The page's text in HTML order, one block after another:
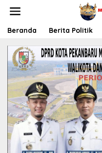
Beranda Berita Politik